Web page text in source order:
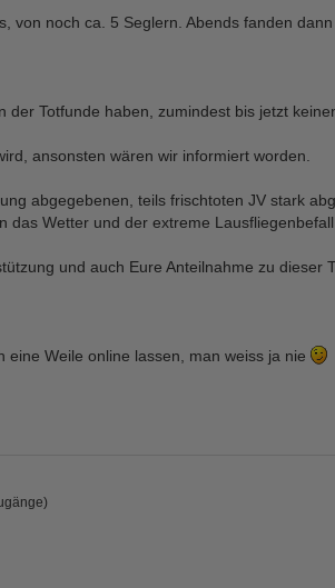
von noch ca. 5 Seglern. Abends fanden
der Totfunde haben, zumindest bis jetzt
ansonsten wären wir informiert worden.
abgegebenen, teils frischtoten JV stark
das Wetter und der extreme
und auch Eure Anteilnahme zu dieser
Weile online lassen, man weiss ja nie